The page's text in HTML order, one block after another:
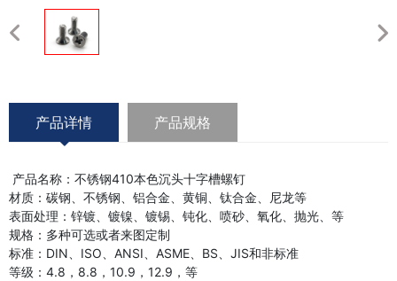
产品详情 产品规格
产品名称：不锈钢410本色沉头十字槽螺钉
材质：碳钢、不锈钢、铝合金、黄铜、钛合金、尼龙等
表面处理：锌镀、镀镍、镀锡、钝化、喷砂、氧化、抛光、等
规格：多种可选或者来图定制
标准：DIN、ISO、ANSI、ASME、BS、JIS和非标准
等级：4.8，8.8，10.9，12.9，等